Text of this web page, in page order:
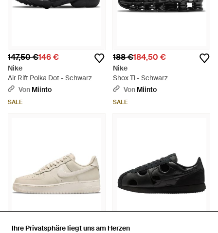
Ihre Privatsphäre liegt uns am Herzen
Ihre Privatsphäre liegt uns am Herzen
147,50 €146 €
Nike
Air Rift Polka Dot - Schwarz
Von Miinto
SALE
188 €184,50 €
Nike
Shox Tl - Schwarz
Von Miinto
SALE